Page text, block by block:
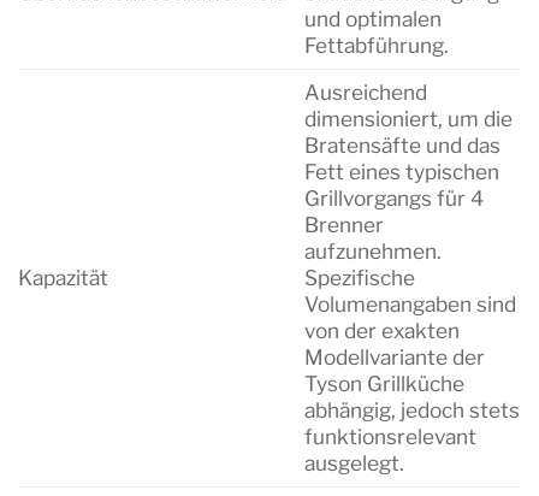
und optimalen
Fettabführung.
Kapazität
Ausreichend
dimensioniert, um die
Bratensäfte und das
Fett eines typischen
Grillvorgangs für 4
Brenner
aufzunehmen.
Spezifische
Volumenangaben sind
von der exakten
Modellvariante der
Tyson Grillküche
abhängig, jedoch stets
funktionsrelevant
ausgelegt.